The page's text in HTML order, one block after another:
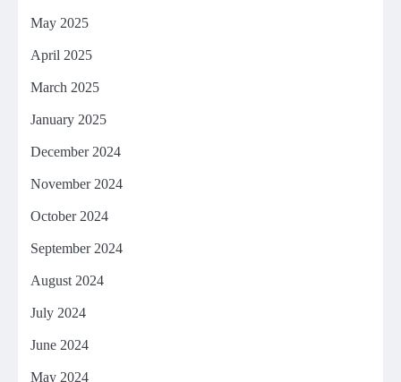
May 2025
April 2025
March 2025
January 2025
December 2024
November 2024
October 2024
September 2024
August 2024
July 2024
June 2024
May 2024